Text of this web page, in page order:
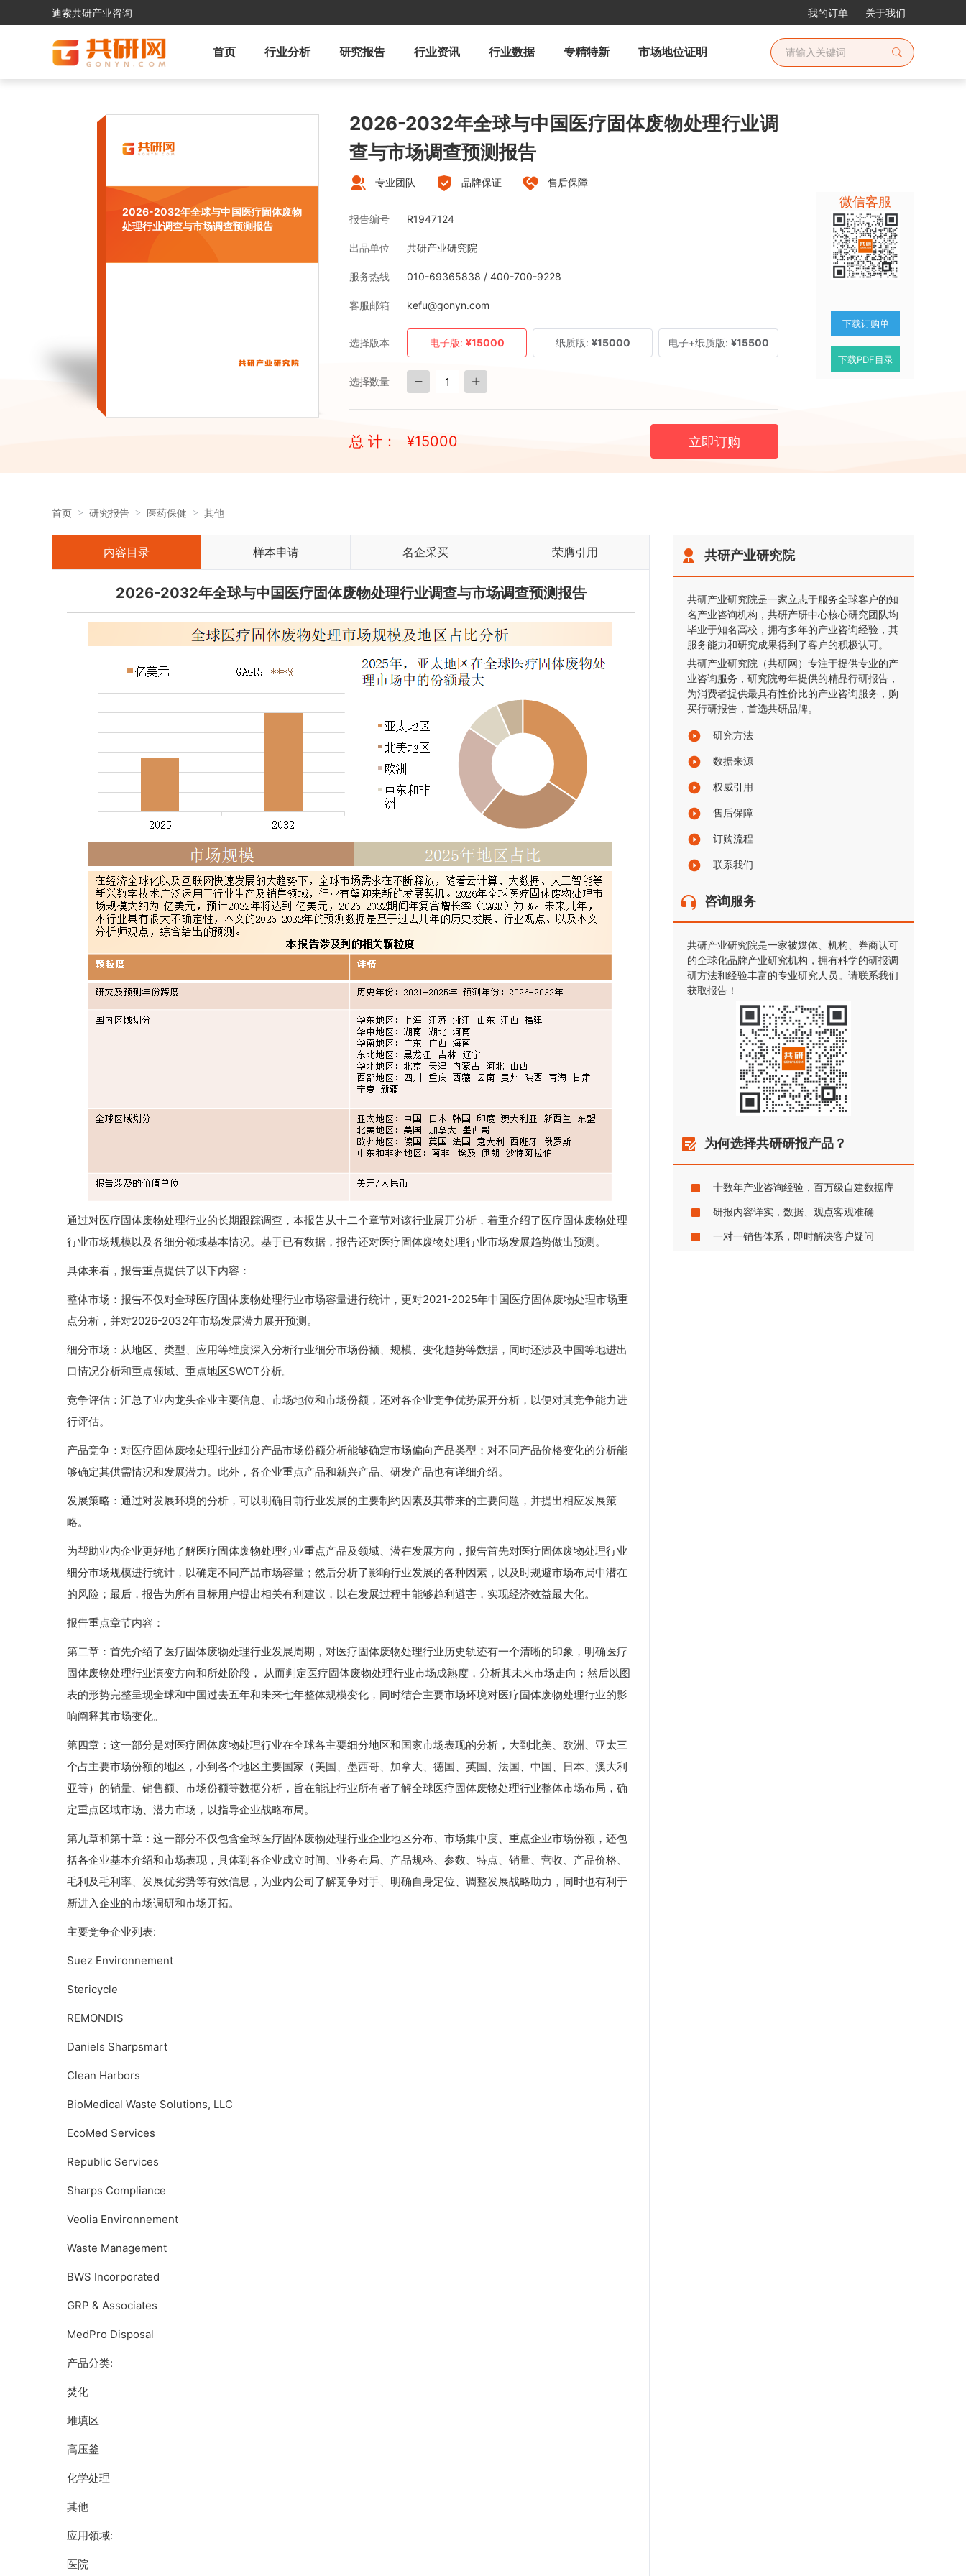
迪索共研产业咨询 我的订单 关于我们
首页 行业分析 研究报告 行业资讯 行业数据 专精特新 市场地位证明
2026-2032年全球与中国医疗固体废物
处理行业调查与市场调查预测报告
2026-2032年全球与中国医疗固体废物处理行业调
查与市场调查预测报告
专业团队 品牌保证 售后保障
报告编号 R1947124
出品单位 共研产业研究院
服务热线 010-69365838 / 400-700-9228
客服邮箱 kefu@gonyn.com
选择版本 电子版: ¥15000 纸质版: ¥15000 电子+纸质版: ¥15500
选择数量
总 计： ¥15000 立即订购
微信客服
下载订购单
下载PDF目录
首页 研究报告 医药保健 其他
内容目录 样本申请 名企采买 荣膺引用
2026-2032年全球与中国医疗固体废物处理行业调查与市场调查预测报告
通过对医疗固体废物处理行业的长期跟踪调查，本报告从十二个章节对该行业展开分析，着重介绍了医疗固体废物处理
行业市场规模以及各细分领域基本情况。基于已有数据，报告还对医疗固体废物处理行业市场发展趋势做出预测。
具体来看，报告重点提供了以下内容：
整体市场：报告不仅对全球医疗固体废物处理行业市场容量进行统计，更对2021-2025年中国医疗固体废物处理市场重
点分析，并对2026-2032年市场发展潜力展开预测。
细分市场：从地区、类型、应用等维度深入分析行业细分市场份额、规模、变化趋势等数据，同时还涉及中国等地进出
口情况分析和重点领域、重点地区SWOT分析。
竞争评估：汇总了业内龙头企业主要信息、市场地位和市场份额，还对各企业竞争优势展开分析，以便对其竞争能力进
行评估。
产品竞争：对医疗固体废物处理行业细分产品市场份额分析能够确定市场偏向产品类型；对不同产品价格变化的分析能
够确定其供需情况和发展潜力。此外，各企业重点产品和新兴产品、研发产品也有详细介绍。
发展策略：通过对发展环境的分析，可以明确目前行业发展的主要制约因素及其带来的主要问题，并提出相应发展策
略。
为帮助业内企业更好地了解医疗固体废物处理行业重点产品及领域、潜在发展方向，报告首先对医疗固体废物处理行业
细分市场规模进行统计，以确定不同产品市场容量；然后分析了影响行业发展的各种因素，以及时规避市场布局中潜在
的风险；最后，报告为所有目标用户提出相关有利建议，以在发展过程中能够趋利避害，实现经济效益最大化。
报告重点章节内容：
第二章：首先介绍了医疗固体废物处理行业发展周期，对医疗固体废物处理行业历史轨迹有一个清晰的印象，明确医疗
固体废物处理行业演变方向和所处阶段， 从而判定医疗固体废物处理行业市场成熟度，分析其未来市场走向；然后以图
表的形势完整呈现全球和中国过去五年和未来七年整体规模变化，同时结合主要市场环境对医疗固体废物处理行业的影
响阐释其市场变化。
第四章：这一部分是对医疗固体废物处理行业在全球各主要细分地区和国家市场表现的分析，大到北美、欧洲、亚太三
个占主要市场份额的地区，小到各个地区主要国家（美国、墨西哥、加拿大、德国、英国、法国、中国、日本、澳大利
亚等）的销量、销售额、市场份额等数据分析，旨在能让行业所有者了解全球医疗固体废物处理行业整体市场布局，确
定重点区域市场、潜力市场，以指导企业战略布局。
第九章和第十章：这一部分不仅包含全球医疗固体废物处理行业企业地区分布、市场集中度、重点企业市场份额，还包
括各企业基本介绍和市场表现，具体到各企业成立时间、业务布局、产品规格、参数、特点、销量、营收、产品价格、
毛利及毛利率、发展优劣势等有效信息，为业内公司了解竞争对手、明确自身定位、调整发展战略助力，同时也有利于
新进入企业的市场调研和市场开拓。
主要竞争企业列表:
Suez Environnement
Stericycle
REMONDIS
Daniels Sharpsmart
Clean Harbors
BioMedical Waste Solutions, LLC
EcoMed Services
Republic Services
Sharps Compliance
Veolia Environnement
Waste Management
BWS Incorporated
GRP & Associates
MedPro Disposal
产品分类:
焚化
堆填区
高压釜
化学处理
其他
应用领域:
医院
共研产业研究院
共研产业研究院是一家立志于服务全球客户的知
名产业咨询机构，共研产研中心核心研究团队均
毕业于知名高校，拥有多年的产业咨询经验，其
服务能力和研究成果得到了客户的积极认可。
共研产业研究院（共研网）专注于提供专业的产
业咨询服务，研究院每年提供的精品行研报告，
为消费者提供最具有性价比的产业咨询服务，购
买行研报告，首选共研品牌。
研究方法
数据来源
权威引用
售后保障
订购流程
联系我们
咨询服务
共研产业研究院是一家被媒体、机构、券商认可
的全球化品牌产业研究机构，拥有科学的研报调
研方法和经验丰富的专业研究人员。请联系我们
获取报告！
为何选择共研研报产品？
十数年产业咨询经验，百万级自建数据库
研报内容详实，数据、观点客观准确
一对一销售体系，即时解决客户疑问